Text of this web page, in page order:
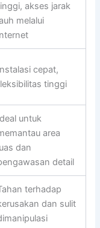
akses jarak
melalui
cepat,
tinggi
untuk
area
dan
detail
terhadap
dan sulit